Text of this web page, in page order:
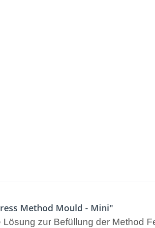
Method Mould - Mini"
zur Befüllung der Method